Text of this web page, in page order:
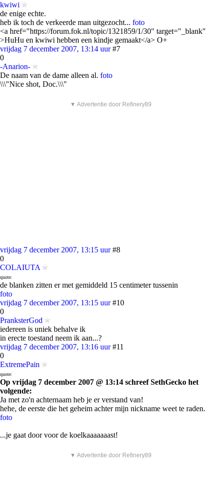
kwiwi
de enige echte.
heb ik toch de verkeerde man uitgezocht... foto
<a href="https://forum.fok.nl/topic/1321859/1/30" target="_blank"
>HuHu en kwiwi hebben een kindje gemaakt</a> O+
vrijdag 7 december 2007, 13:14 uur #7
0
-Anarion-
De naam van de dame alleen al. foto
\\\"Nice shot, Doc.\\\"
▼ Advertentie door Refinery89
vrijdag 7 december 2007, 13:15 uur #8
0
COLAIUTA
quote:
de blanken zitten er met gemiddeld 15 centimeter tussenin
foto
vrijdag 7 december 2007, 13:15 uur #10
0
PranksterGod
iedereen is uniek behalve ik
in erecte toestand neem ik aan...?
vrijdag 7 december 2007, 13:16 uur #11
0
ExtremePain
quote:
Op vrijdag 7 december 2007 @ 13:14 schreef SethGecko het
volgende:
Ja met zo'n achternaam heb je er verstand van!
hehe, de eerste die het geheim achter mijn nickname weet te raden.
foto
...je gaat door voor de koelkaaaaaaast!
▼ Advertentie door Refinery89